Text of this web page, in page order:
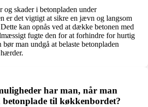
og skader i betonpladen under
er det vigtigt at sikre en jævn og langsom
kan opnås ved at dække betonen med
fugte den for at forhindre for hurtig
man undgå at belaste betonpladen
har man, når man
betonplade til køkkenbordet?